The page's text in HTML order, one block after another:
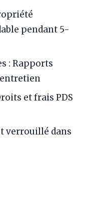
pendant 5-
: Rapports
et frais PDS
verrouillé dans